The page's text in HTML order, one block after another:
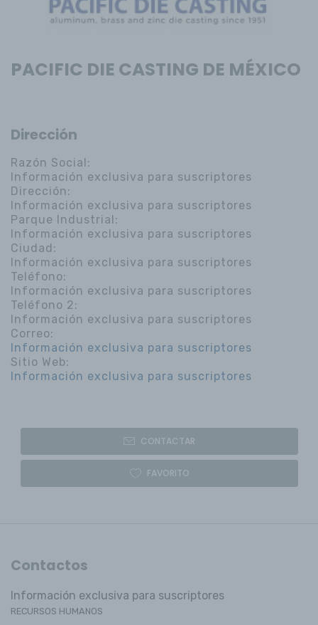
PACIFIC DIE CASTING DE MÉXICO
Dirección
Razón Social:
Información exclusiva para suscriptores
Dirección:
Información exclusiva para suscriptores
Parque Industrial:
Información exclusiva para suscriptores
Ciudad:
Información exclusiva para suscriptores
Teléfono:
Información exclusiva para suscriptores
Teléfono 2:
Información exclusiva para suscriptores
Correo:
Información exclusiva para suscriptores
Sitio Web:
Información exclusiva para suscriptores
CONTACTAR
FAVORITO
Contactos
Información exclusiva para suscriptores
RECURSOS HUMANOS